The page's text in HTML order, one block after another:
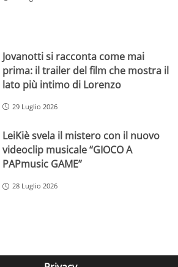
Jovanotti si racconta come mai
prima: il trailer del film che mostra il
lato più intimo di Lorenzo
29 Luglio 2026
LeiKiè svela il mistero con il nuovo
videoclip musicale “GIOCO A
PAPmusic GAME”
28 Luglio 2026